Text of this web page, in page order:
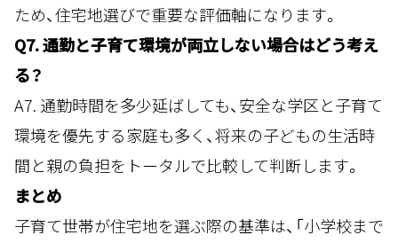
ため、住宅地選びで重要な評価軸になります。
Q7. 通勤と子育て環境が両立しない場合はどう考え
る？
A7. 通勤時間を多少延ばしても、安全な学区と子育て
環境を優先する家庭も多く、将来の子どもの生活時
間と親の負担をトータルで比較して判断します。
まとめ
子育て世帯が住宅地を選ぶ際の基準は、「小学校まで